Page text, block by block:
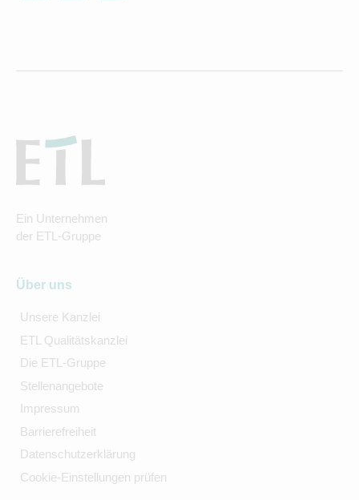
Ein Unternehmen
der ETL-Gruppe
Über uns
Unsere Kanzlei
ETL Qualitätskanzlei
Die ETL-Gruppe
Stellenangebote
Impressum
Barrierefreiheit
Datenschutzerklärung
Cookie-Einstellungen prüfen